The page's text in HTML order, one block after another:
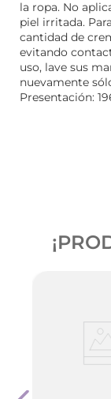
la ropa. No
piel irritada.
cantidad de
evitando
uso, lave sus
nuevamente
Presentación: